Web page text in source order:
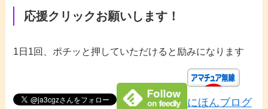
応援クリックお願いします！
1日1回、ポチッと押していただけると励みになります
にほんブログ